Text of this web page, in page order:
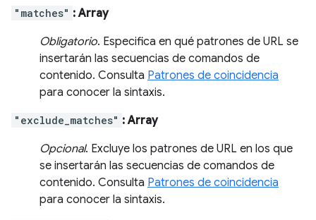
"matches" : Array
Obligatorio. Especifica en qué patrones de URL se
insertarán las secuencias de comandos de
contenido. Consulta Patrones de coincidencia
para conocer la sintaxis.
"exclude_matches" : Array
Opcional. Excluye los patrones de URL en los que
se insertarán las secuencias de comandos de
contenido. Consulta Patrones de coincidencia
para conocer la sintaxis.